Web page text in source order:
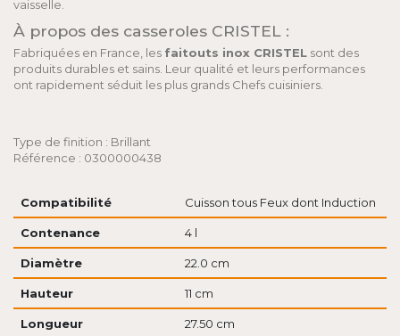
vaisselle.
À propos des casseroles CRISTEL :
Fabriquées en France, les faitouts inox CRISTEL sont des
produits durables et sains. Leur qualité et leurs performances
ont rapidement séduit les plus grands Chefs cuisiniers.
Type de finition : Brillant
Référence : 0300000438
Compatibilité Cuisson tous Feux dont Induction
Contenance 4 l
Diamètre 22.0 cm
Hauteur 11 cm
Longueur 27.50 cm